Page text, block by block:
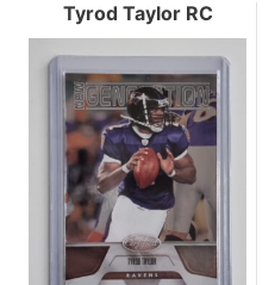
Tyrod Taylor RC